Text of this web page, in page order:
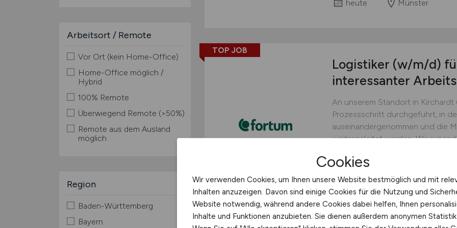
Arbeitsort / Remote
Vor Ort (kein Home-Office)
Home-Office möglich /
Hybrid
100% Remote
Überwiegend Remote (>50%)
Remote aus dem Ausland
möglich
Region
Baden-Württemberg
Bayern
heute Münster
TOP JOB
Logistiker (w/m/d)
interessanter
An unserem Standort in
Prozessschritt durchgeführt, in
auseinandergenommen und die
weitergeleitet werden. Wir
gut funktionierendes
engagierten und
Fortum Batterie Recycling
heute Kirchardt
Cookies
Wir verwenden Cookies, um Ihnen unsere Website bestmöglich und mit
Inhalten anzuzeigen. Davon sind einige Cookies für die Nutzung und
Website notwendig, während andere Cookies dabei helfen, Ihnen
Inhalte und Funktionen anzubieten. Sie dienen außerdem anonymen